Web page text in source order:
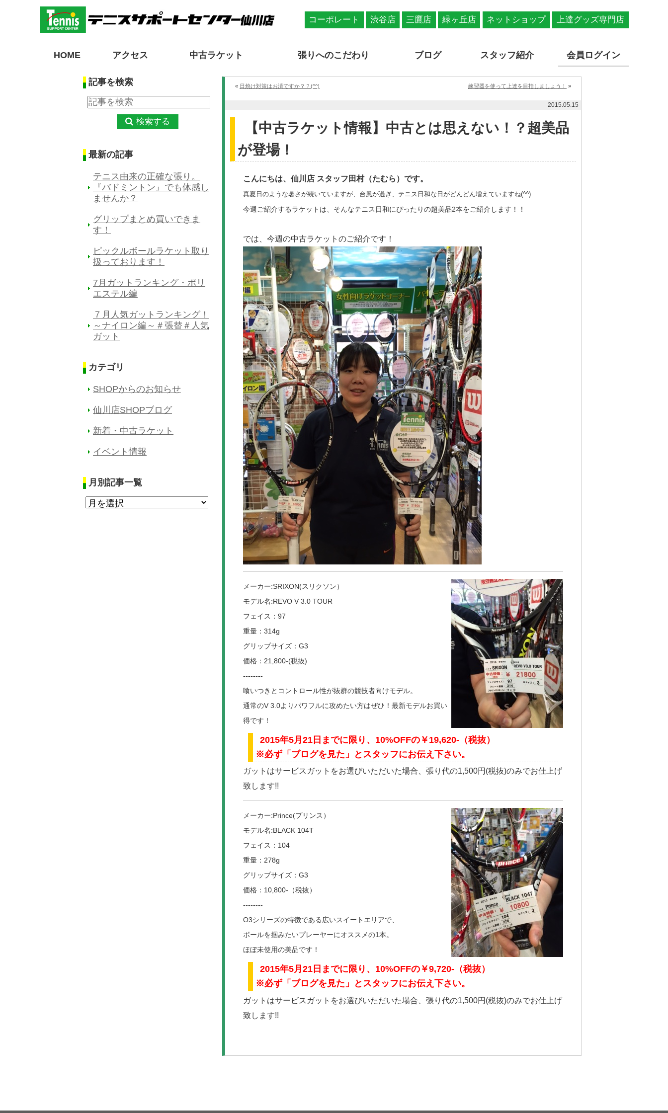
コーポレート 渋谷店 三鷹店 緑ヶ丘店 ネットショップ 上達グッズ専門店
HOME アクセス 中古ラケット 張りへのこだわり ブログ スタッフ紹介 会員ログイン
記事を検索
検索する
最新の記事
テニス由来の正確な張り。
『バドミントン』でも体感し
ませんか？
グリップまとめ買いできま
す！
ピックルボールラケット取り
扱っております！
7月ガットランキング・ポリ
エステル編
７月人気ガットランキング！
～ナイロン編～＃張替＃人気
ガット
カテゴリ
SHOPからのお知らせ
仙川店SHOPブログ
新着・中古ラケット
イベント情報
月別記事一覧
« 日焼け対策はお済ですか？？(^^) 練習器を使って上達を目指しましょう！ »
2015.05.15
【中古ラケット情報】中古とは思えない！？超美品
が登場！
こんにちは、仙川店 スタッフ田村（たむら）です。
真夏日のような暑さが続いていますが、台風が過ぎ、テニス日和な日がどんどん増えていますね(^^)
今週ご紹介するラケットは、そんなテニス日和にぴったりの超美品2本をご紹介します！！
では、今週の中古ラケットのご紹介です！
メーカー:SRIXON(スリクソン）
モデル名:REVO V 3.0 TOUR
フェイス：97
重量：314g
グリップサイズ：G3
価格：21,800-(税抜)
--------
喰いつきとコントロール性が抜群の競技者向けモデル。
通常のV 3.0よりパワフルに攻めたい方はぜひ！最新モデルお買い
得です！
2015年5月21日までに限り、10%OFFの￥19,620-（税抜）
※必ず「ブログを見た」とスタッフにお伝え下さい。
ガットはサービスガットをお選びいただいた場合、張り代の1,500円(税抜)のみでお仕上げ
致します!!
メーカー:Prince(プリンス）
モデル名:BLACK 104T
フェイス：104
重量：278g
グリップサイズ：G3
価格：10,800-（税抜）
--------
O3シリーズの特徴である広いスイートエリアで、
ボールを掴みたいプレーヤーにオススメの1本。
ほぼ未使用の美品です！
2015年5月21日までに限り、10%OFFの￥9,720-（税抜）
※必ず「ブログを見た」とスタッフにお伝え下さい。
ガットはサービスガットをお選びいただいた場合、張り代の1,500円(税抜)のみでお仕上げ
致します!!